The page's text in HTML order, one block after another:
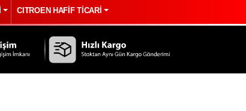
CITROEN HAFİF TİCARİ